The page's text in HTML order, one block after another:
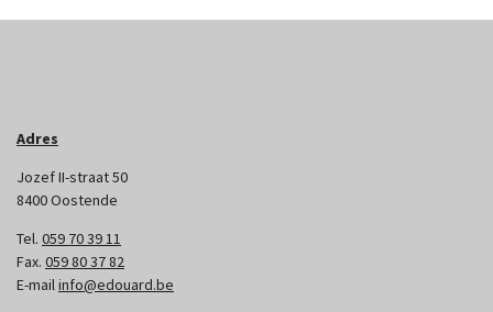
Adres
Jozef II-straat 50
8400 Oostende
Tel. 059 70 39 11
Fax. 059 80 37 82
E-mailinfo@edouard.be